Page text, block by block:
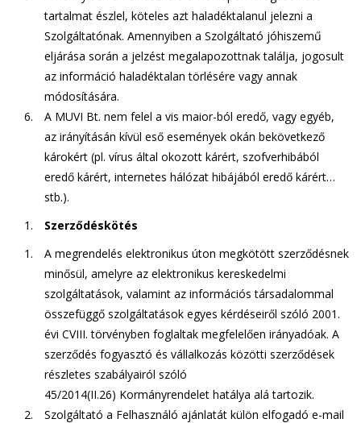
tartalmat észlel, köteles azt haladéktalanul jelezni a
Szolgáltatónak. Amennyiben a Szolgáltató jóhiszemű
eljárása során a jelzést megalapozottnak találja, jogosult
az információ haladéktalan törlésére vagy annak
módosítására.
A MUVI Bt. nem felel a vis maior-ból eredő, vagy egyéb,
az irányításán kívül eső események okán bekövetkező
károkért (pl. vírus által okozott kárért, szofverhibából
eredő kárért, internetes hálózat hibájából eredő kárért…
stb.).
Szerződéskötés
A megrendelés elektronikus úton megkötött szerződésnek
minősül, amelyre az elektronikus kereskedelmi
szolgáltatások, valamint az információs társadalommal
összefüggő szolgáltatások egyes kérdéseiről szóló 2001.
évi CVIII. törvényben foglaltak megfelelően irányadóak. A
szerződés fogyasztó és vállalkozás közötti szerződések
részletes szabályairól szóló
45/2014(II.26) Kormányrendelet hatálya alá tartozik.
Szolgáltató a Felhasználó ajánlatát külön elfogadó e-mail